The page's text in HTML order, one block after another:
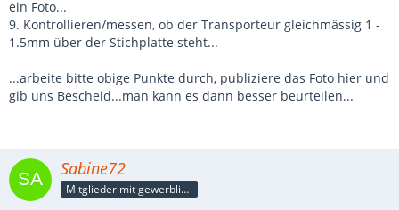
ein Foto...
9. Kontrollieren/messen, ob der Transporteur gleichmässig 1 -
1.5mm über der Stichplatte steht...
...arbeite bitte obige Punkte durch, publiziere das Foto hier und
gib uns Bescheid...man kann es dann besser beurteilen...
Sabine72
Mitglieder mit gewerblicher Verbindung, auch als Mitarbeiter/in